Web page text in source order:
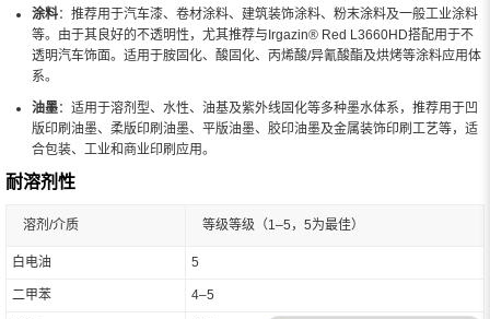
涂料：推荐用于汽车漆、卷材涂料、建筑装饰涂料、粉末涂料及一般工业涂料
等。由于其良好的不透明性，尤其推荐与Irgazin® Red L3660HD搭配用于不
透明汽车饰面。适用于胺固化、酸固化、丙烯酸/异氰酸酯及烘烤等涂料应用体
系。
油墨：适用于溶剂型、水性、油基及紫外线固化等多种墨水体系，推荐用于凹
版印刷油墨、柔版印刷油墨、平版油墨、胶印油墨及金属装饰印刷工艺等，适
合包装、工业和商业印刷应用。
耐溶剂性
溶剂/介质 等级等级（1–5，5为最佳）
白电油 5
二甲苯 4–5